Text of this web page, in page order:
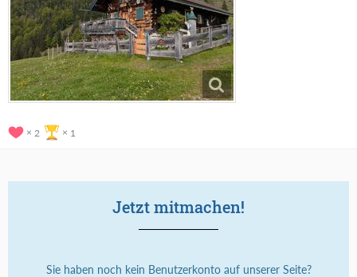
2 1
Jetzt mitmachen!
Sie haben noch kein Benutzerkonto auf unserer Seite?